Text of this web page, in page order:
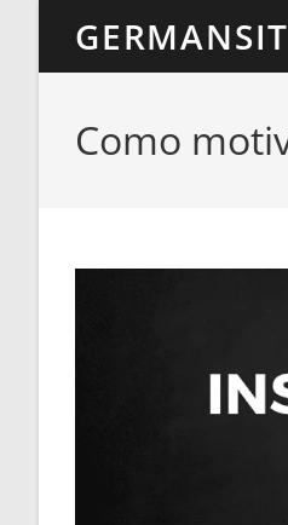
contenido
Como